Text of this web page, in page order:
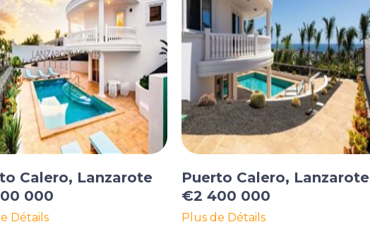
Calero, Lanzarote
000
Détails
Puerto Calero, Lanzarote
€2 400 000
Plus de Détails